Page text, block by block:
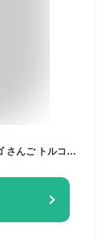
胡渡り珊瑚 ターコイズ ロングピアス 地中海 サンゴ さんご トルコ石 K18 18金 ゴールド アシンメトリー デザイン 2way 天然石 ユキコ オオクラ ブランド レディース ジュエリー 送料無料 3月誕生石 本珊瑚